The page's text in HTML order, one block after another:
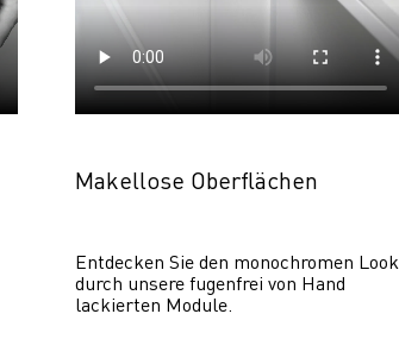
Makellose Oberflächen
Entdecken Sie den monochromen Look
durch unsere fugenfrei von Hand
lackierten Module.